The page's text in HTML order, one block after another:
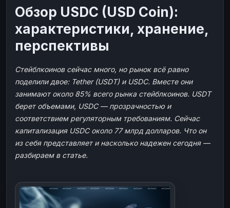
BCH
BinanceCoin
Ether Classic
Solana
Ripple XRP
Ether Classic ETC
Ripple
ЭЛЕКТРОННЫЕ ДЕНЬГИ
Paxum USD
Perfect Money USD
Payoneer
PayPal
ЮMoney RUB
Paxum
Perfect Money
Payoneer
ЮMoney
БАЛАНСЫ КРИПТОБИРЖ
Обзор USDC (USD Coin):
характеристики, хранение,
перспективы
Стейблкоинов сейчас много, но рынок всё равно
поделили двое: Tether (USDT) и USDC. Вместе они
занимают около 85% всего рынка стейблкоинов. USDT
берет объемами, USDC — прозрачностью и
соответствием регуляторным требованиям. Сейчас
капитализация USDC около 77 млрд долларов. Что он
из себя представляет и насколько надежен сегодня —
разбираем в статье.